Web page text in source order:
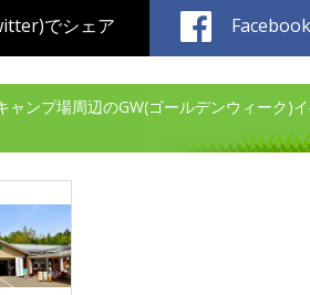
でシェア
ャンプ場周辺のGW(ゴールデンウィーク)